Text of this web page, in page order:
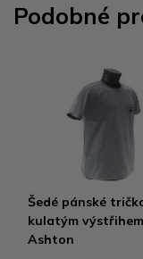
Podobné
Šedé pánské
kulatým výstřihem
Ashton